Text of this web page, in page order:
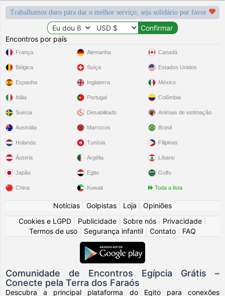
Trabalhamos duro para dar o melhor serviço, seja solidário por favor
Encontros por país
França
Bélgica
Espanha
Itália
Suécia
Alemanha
Suíça
Inglaterra
Portugal
Desabilitado
Canadá
Estados Unidos
México
Colômbia
Animais de estimação
Austrália
Holanda
Áustria
Japão
China
Marrocos
Tunísia
Argélia
Egito
Kuwait
Brasil
Filipinas
Líbano
Golfo
Toda a lista
Notícias Golpistas Loja
Opiniões
Cookies e LGPD
Publicidade Sobre nós Privacidade
Termos de uso
Segurança infantil Contato FAQ
Comunidade de Encontros Egípcia Grátis –
Conecte pela Terra dos Faraós
Descubra a principal plataforma do Egito para conexões